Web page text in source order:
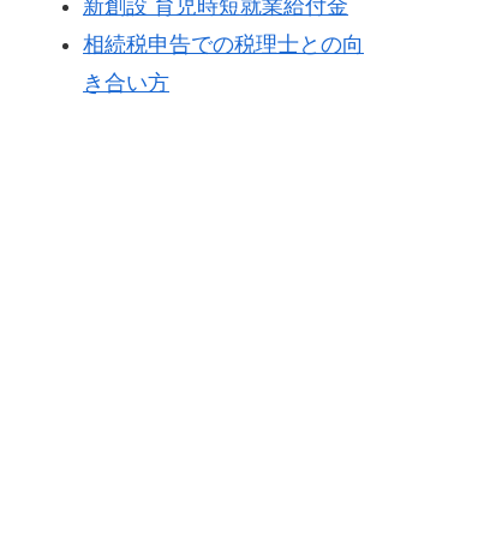
新創設 育児時短就業給付金
相続税申告での税理士との向
き合い方